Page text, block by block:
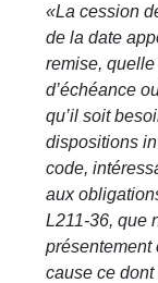
«La cession
de la date
remise,
d’échéance
qu’il soit
dispositions
code,
aux
L211-36, que
présentement
cause ce